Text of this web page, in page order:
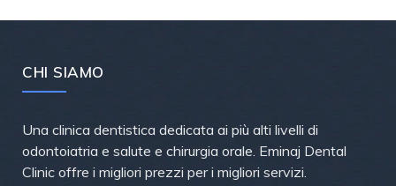
CHI SIAMO
Una clinica dentistica dedicata ai più alti livelli di
odontoiatria e salute e chirurgia orale. Eminaj Dental
Clinic offre i migliori prezzi per i migliori servizi.